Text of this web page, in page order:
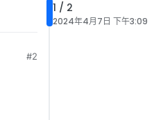
#2
1 / 2
2024年4月7日 下午3:09